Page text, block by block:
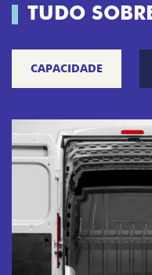
TUDO
CAPACIDADE